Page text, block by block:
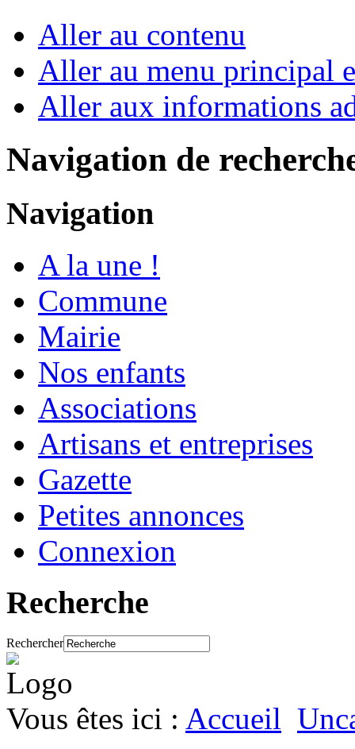
Aller au contenu
Aller au menu principal
Aller aux informations
Navigation de
Navigation
A la une !
Commune
Mairie
Nos enfants
Associations
Artisans et entreprises
Gazette
Petites annonces
Connexion
Recherche
Rechercher
Vous êtes ici : Accueil